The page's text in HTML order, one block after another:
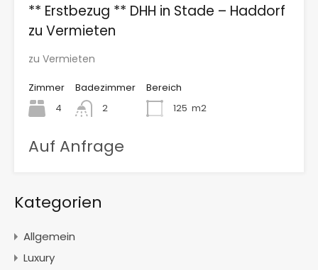
** Erstbezug ** DHH in Stade – Haddorf
zu Vermieten
zu Vermieten
Zimmer
4
Badezimmer
2
Bereich
125 m2
Auf Anfrage
Kategorien
Allgemein
Luxury